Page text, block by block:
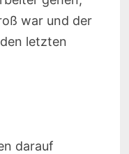
war und der
letzten
darauf